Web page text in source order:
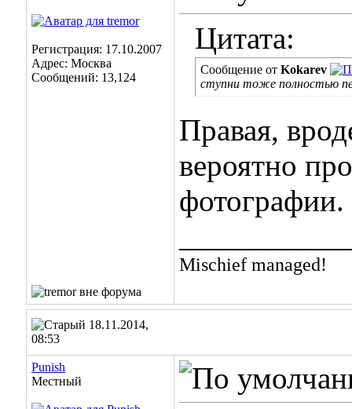
Регистрация: 17.10.2007
Адрес: Москва
Сообщений: 13,124
Цитата:
Сообщение от Kokarev
ступни тоже полностью
Правая,
вероятно
фотографии.
Mischief managed!
18.11.2014,
08:53
Punish
Местный